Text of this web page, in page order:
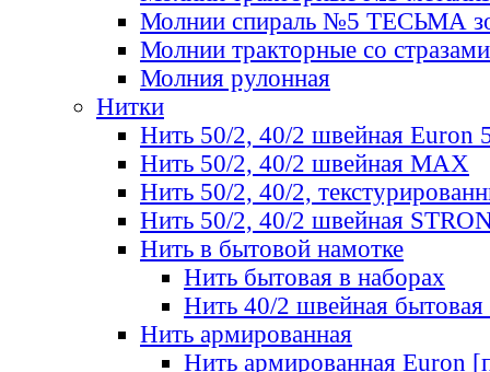
Молнии спираль №5 ТЕСЬМА
Молнии тракторные со стразами
Молния рулонная
Нитки
Нить 50/2, 40/2 швейная Euron
Нить 50/2, 40/2 швейная МАХ
Нить 50/2, 40/2,
Нить 50/2, 40/2 швейная
Нить в бытовой намотке
Нить бытовая в наборах
Нить 40/2 швейная бытовая
Нить армированная
Нить армированная Euron